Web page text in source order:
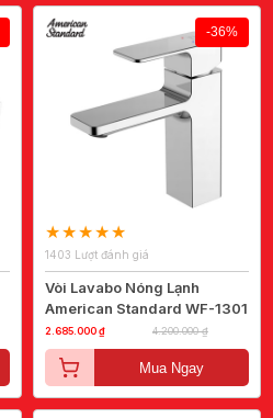
-36%
1403 Lượt đánh giá
Vòi Lavabo Nóng Lạnh
American Standard WF-1301
2.685.000 ₫ 4.200.000 ₫
Mua Ngay